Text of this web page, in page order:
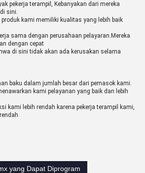
pekerja terampil, Kebanyakan dari mereka
sini.
kami memiliki kualitas yang lebih baik
sama dengan perusahaan pelayaran.Mereka
dengan cepat
di sini tidak akan ada kerusakan selama
baku dalam jumlah besar dari pemasok kami.
kami pelayanan yang baik dan lebih
kami lebih rendah karena pekerja terampil kami,
yang Dapat Diprogram